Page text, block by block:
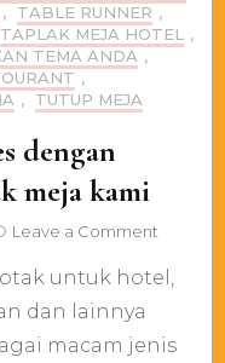
, TABLE RUNNER ,
TAPLAK MEJA HOTEL
,
TEMA ANDA ,
,
, TUTUP MEJA
dengan
meja kami
Leave a Commenton
anda
untuk hotel,
dan lainnya
macam jenis